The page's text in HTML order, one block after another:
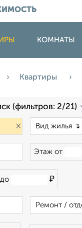
КОМНАТЫ
Квартиры
(фильтров: 2/21)
×
Этаж от
до ₽